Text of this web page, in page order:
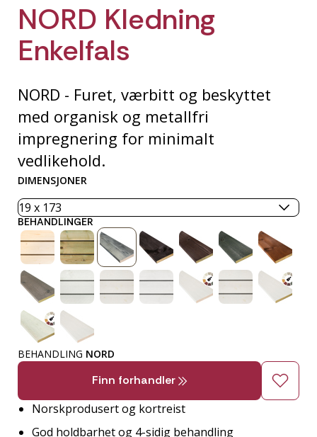
NORD Kledning
Enkelfals
NORD - Furet, værbitt og beskyttet
med organisk og metallfri
impregnering for minimalt
vedlikehold.
DIMENSJONER
BEHANDLINGER
BEHANDLING NORD
Finn forhandler
Norskprodusert og kortreist
God holdbarhet og 4-sidig behandling